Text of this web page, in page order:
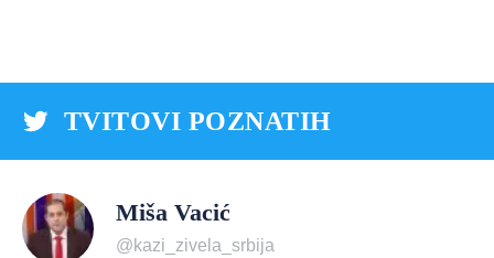
TVITOVI POZNATIH
Miša Vacić
@kazi_zivela_srbija